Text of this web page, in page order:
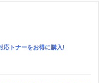
トナーをお得に購入!